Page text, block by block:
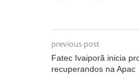
previous post
Fatec Ivaiporã inicia
recuperandos na Apac